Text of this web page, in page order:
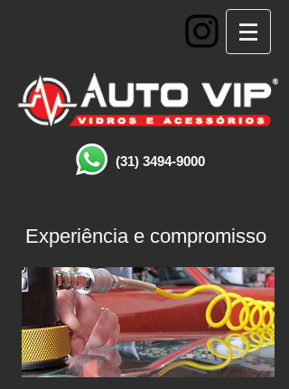
(31) 3494-9000
Experiência e compromisso